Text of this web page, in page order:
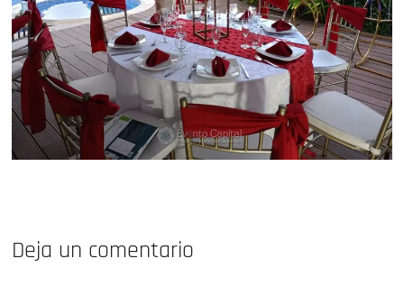
Deja un comentario